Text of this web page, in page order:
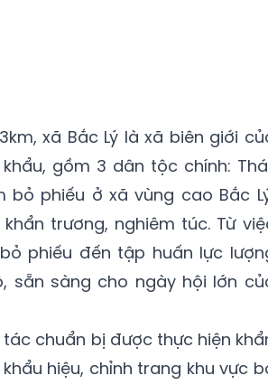
xã Bắc Lý là xã biên giới
gồm 3 dân tộc chính:
bỏ phiếu ở xã vùng cao Bắc
trương, nghiêm túc. Từ
phiếu đến tập huấn lực
sẵn sàng cho ngày hội lớn
chuẩn bị được thực hiện
hiệu, chỉnh trang khu vực